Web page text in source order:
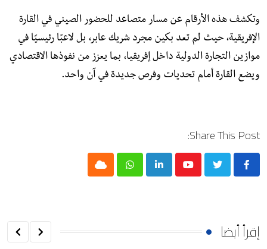
وتكشف هذه الأرقام عن مسار متصاعد للحضور الصيني في القارة
الإفريقية، حيث لم تعد بكين مجرد شريك عابر، بل لاعبًا رئيسيًا في
موازين التجارة الدولية داخل إفريقيا، بما يعزز من نفوذها الاقتصادي
ويضع القارة أمام تحديات وفرص جديدة في آن واحد.
Share This Post:
Youtube
LinkedIn
Whatsapp
Cloud
إقرأ أيضا